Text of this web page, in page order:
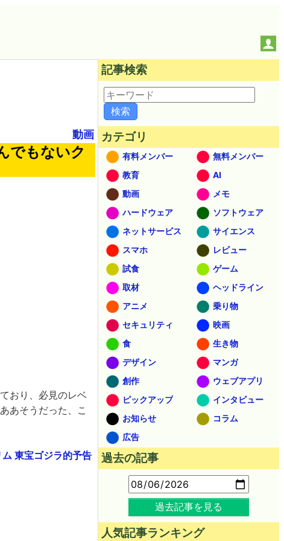
動画
でもないク
おり、必見のレベ
あそうだった、こ
東宝ゴジラ的予告
記事検索
カテゴリ
有料メンバー
無料メンバー
教育
AI
動画
メモ
ハードウェア
ソフトウェア
ネットサービス
サイエンス
スマホ
レビュー
試食
ゲーム
取材
ヘッドライン
アニメ
乗り物
セキュリティ
映画
食
生き物
デザイン
マンガ
創作
ウェブアプリ
ピックアップ
インタビュー
お知らせ
コラム
広告
過去の記事
過去記事を見る
人気記事ランキング